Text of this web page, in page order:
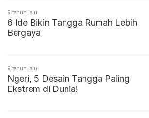
9 tahun lalu
6 Ide Bikin Tangga Rumah Lebih
Bergaya
9 tahun lalu
Ngeri, 5 Desain Tangga Paling
Ekstrem di Dunia!